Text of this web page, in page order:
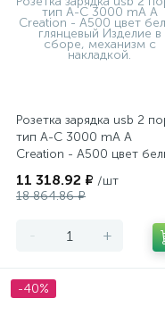
Розетка зарядка usb 2
тип А-С 3000 mA A
Creation - A500 цвет
11 318.92 ₽ /шт
18 864.86 ₽
- +
-40%